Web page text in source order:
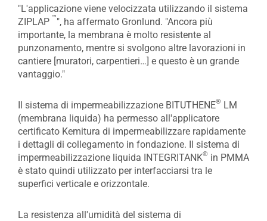
"L'applicazione viene velocizzata utilizzando il sistema
ZIPLAP ™", ha affermato Gronlund. "Ancora più
importante, la membrana è molto resistente al
punzonamento, mentre si svolgono altre lavorazioni in
cantiere [muratori, carpentieri…] e questo è un grande
vantaggio."
Il sistema di impermeabilizzazione BITUTHENE® LM
(membrana liquida) ha permesso all'applicatore
certificato Kemitura di impermeabilizzare rapidamente
i dettagli di collegamento in fondazione. Il sistema di
impermeabilizzazione liquida INTEGRITANK® in PMMA
è stato quindi utilizzato per interfacciarsi tra le
superfici verticale e orizzontale.
La resistenza all'umidità del sistema di